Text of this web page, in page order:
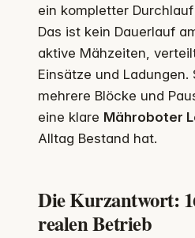
ein kompletter
Das ist kein Dauerlauf
aktive Mähzeiten,
Einsätze und Ladungen.
mehrere Blöcke und
eine klare Mähroboter
Alltag Bestand hat.
Die Kurzantwort:
realen Betrieb